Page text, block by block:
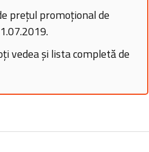
prețul promoțional de
vedea și lista completă de